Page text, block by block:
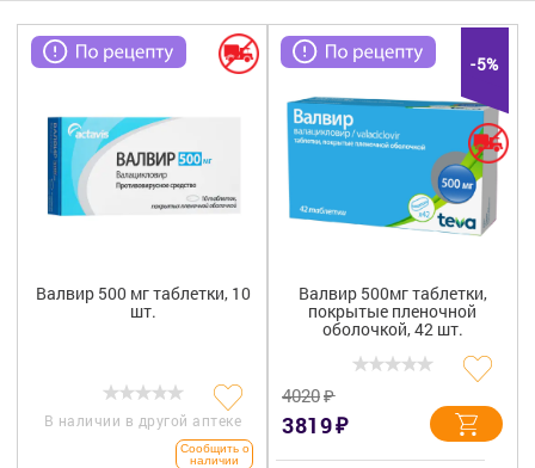
Изделия медицинского назначения
Планирование семьи
Медтехника
Оптика
Уход за больными
Витаминыи БАД
Валвир 500 мг таблетки, 10
шт.
В наличии в другой аптеке
Сообщить о
наличии
-5%
Валвир 500мг таблетки,
покрытые пленочной
оболочкой, 42 шт.
4020₽
3819₽